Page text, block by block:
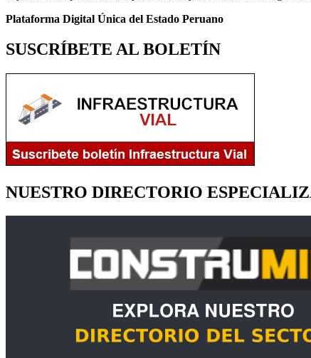
Plataforma Digital Única del Estado Peruano
SUSCRÍBETE AL BOLETÍN
NUESTRO DIRECTORIO